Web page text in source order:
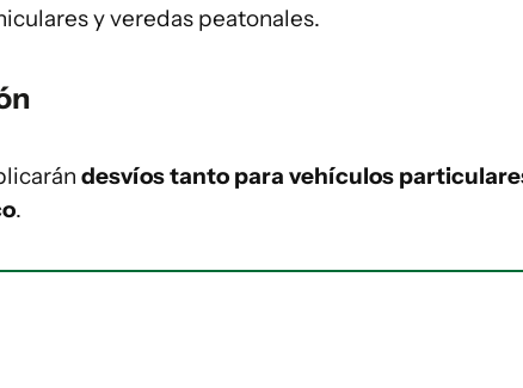
y veredas peatonales.
desvíos tanto para vehículos
.